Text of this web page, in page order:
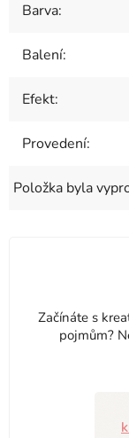
Barva:
Balení:
Efekt:
Provedení:
Položka byla
Začínáte s
pojmům?